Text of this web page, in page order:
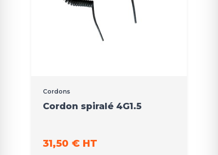
Cordons
Cordon spiralé 4G1.5
31,50 € HT